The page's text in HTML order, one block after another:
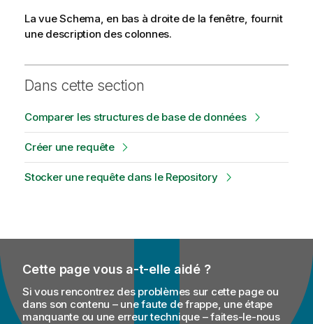
La vue Schema, en bas à droite de la fenêtre, fournit
une description des colonnes.
Dans cette section
Comparer les structures de base de données
Créer une requête
Stocker une requête dans le Repository
Cette page vous a-t-elle aidé ?
Si vous rencontrez des problèmes sur cette page ou
dans son contenu – une faute de frappe, une étape
manquante ou une erreur technique – faites-le-nous